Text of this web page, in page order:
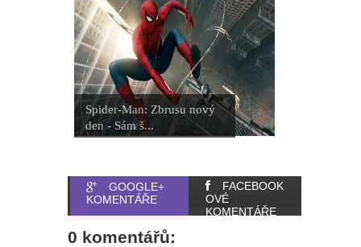
Spider-Man: Zbrusu nový
den - Sám š...
GOOGLE+
KOMENTÁŘE
FACEBOOK
OVÉ
KOMENTÁŘE
0 komentářů: